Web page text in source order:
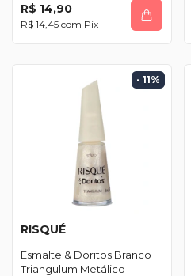
R$ 14,90
R$ 14,45 com Pix
- 11%
RISQUÉ
Esmalte & Doritos Branco
Triangulum Metálico